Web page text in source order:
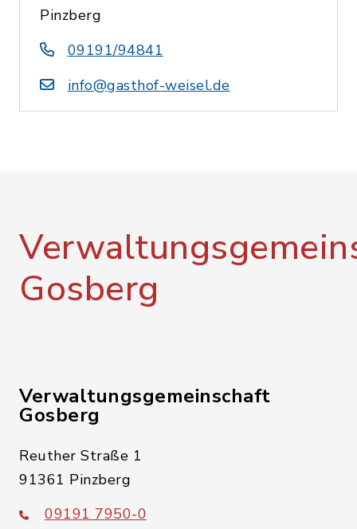
Pinzberg
09191/94841
info@gasthof-weisel.de
Gosberg
Verwaltungsgemeinschaft
Gosberg
Reuther Straße 1
91361 Pinzberg
09191 7950-0